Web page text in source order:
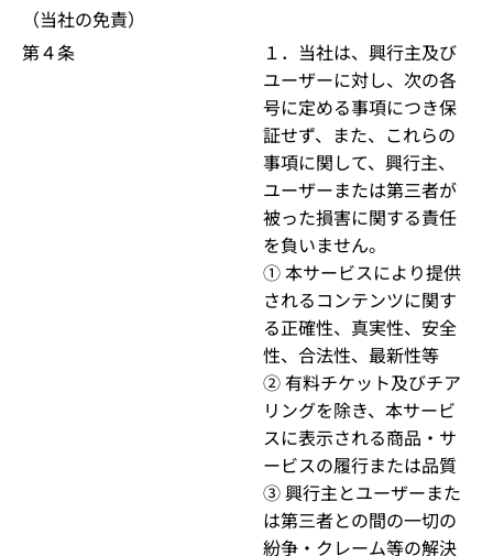
（当社の免責）
第４条
１．当社は、興行主及び
ユーザーに対し、次の各
号に定める事項につき保
証せず、また、これらの
事項に関して、興行主、
ユーザーまたは第三者が
被った損害に関する責任
を負いません。
① 本サービスにより提供
されるコンテンツに関す
る正確性、真実性、安全
性、合法性、最新性等
② 有料チケット及びチア
リングを除き、本サービ
スに表示される商品・サ
ービスの履行または品質
③ 興行主とユーザーまた
は第三者との間の一切の
紛争・クレーム等の解決